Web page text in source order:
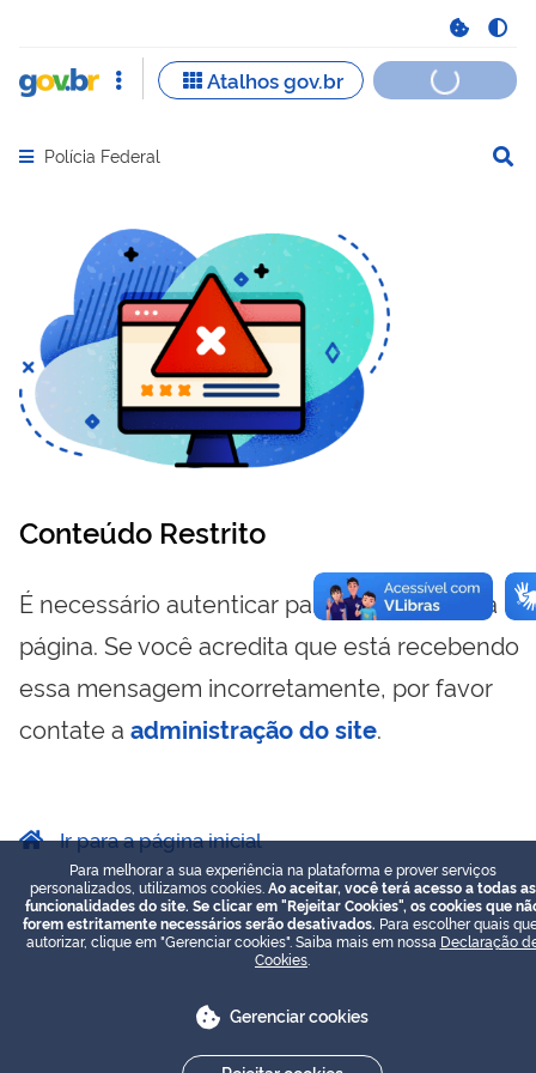
Abrir menu principal de navegação
Polícia Federal
Conteúdo Restrito
É necessário autenticar para visualizar essa
página. Se você acredita que está recebendo
essa mensagem incorretamente, por favor
contate a administração do site.
Ir para a página inicial
Para melhorar a sua experiência na plataforma e prover serviços
personalizados, utilizamos cookies. Ao aceitar, você terá acesso a todas as
funcionalidades do site. Se clicar em "Rejeitar Cookies", os cookies que
forem estritamente necessários serão desativados. Para escolher quais
autorizar, clique em "Gerenciar cookies". Saiba mais em nossa Declaração
Cookies
Gerenciar cookies